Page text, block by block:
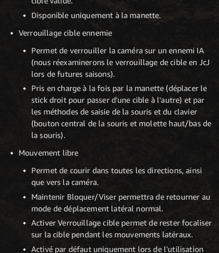
Disponible uniquement à la manette.
Verrouillage cible ennemie
Permet de verrouiller la caméra sur un ennemi IA
(nous réexaminerons le verrouillage de cible en JcJ
lors de futures saisons).
Pris en charge à la fois par la manette (déplacer le
stick droit pour passer d'une cible à l'autre) et par
les méthodes de saisie de la souris et du clavier
(bouton central de la souris et molette haut/bas de
la souris).
Mouvement libre
Permet de courir dans toutes les directions, ainsi
que vers la caméra.
Maintenir Bloquer/Viser permettra de retourner au
mode de déplacement latéral normal.
Activer Verrouillage cible permet de rester focaliser
sur la cible pendant les mouvements latéraux.
Activé par défaut uniquement lors de l'utilisation